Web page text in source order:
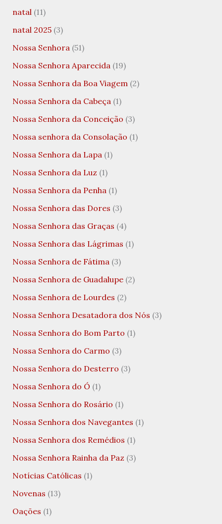
natal(11)
natal 2025(3)
Nossa Senhora(51)
Nossa Senhora Aparecida(19)
Nossa Senhora da Boa Viagem(2)
Nossa Senhora da Cabeça(1)
Nossa Senhora da Conceição (3)
Nossa senhora da Consolação (1)
Nossa Senhora da Lapa(1)
Nossa Senhora da Luz (1)
Nossa Senhora da Penha(1)
Nossa Senhora das Dores (3)
Nossa Senhora das Graças (4)
Nossa Senhora das Lágrimas (1)
Nossa Senhora de Fátima(3)
Nossa Senhora de Guadalupe(2)
Nossa Senhora de Lourdes (2)
Nossa Senhora Desatadora dos Nós (3)
Nossa Senhora do Bom Parto (1)
Nossa Senhora do Carmo (3)
Nossa Senhora do Desterro (3)
Nossa Senhora do Ó (1)
Nossa Senhora do Rosário (1)
Nossa Senhora dos Navegantes (1)
Nossa Senhora dos Remédios (1)
Nossa Senhora Rainha da Paz (3)
Notícias Católicas (1)
Novenas (13)
Oações (1)